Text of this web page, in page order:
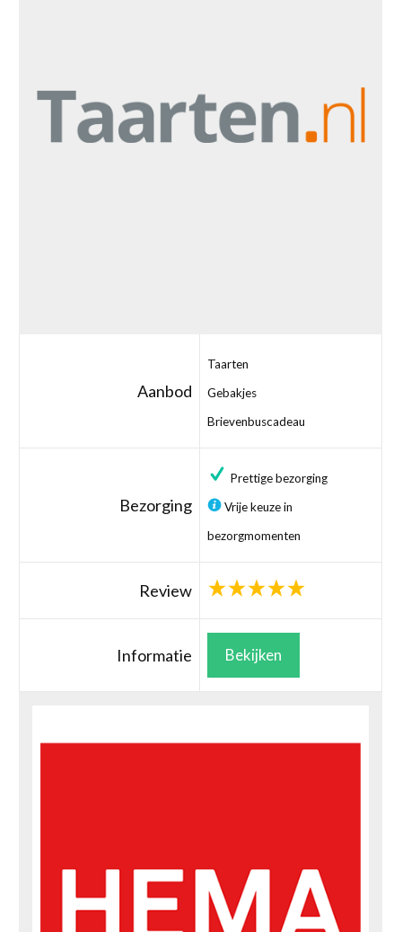
Aanbod
Taarten
Gebakjes
Brievenbuscadeau
Bezorging
Prettige bezorging
Vrije keuze in
bezorgmomenten
Review
Informatie Bekijken